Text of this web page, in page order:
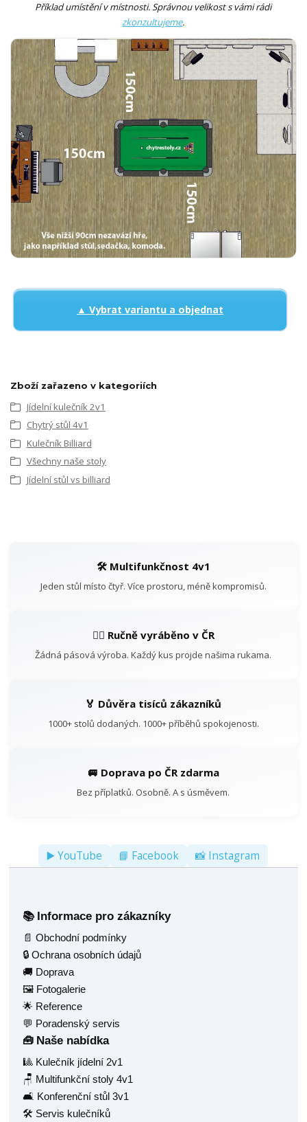
Příklad umístění v místnosti. Správnou velikost s vámi rádi
zkonzultujeme.
▲ Vybrat variantu a objednat
Zboží zařazeno v kategoriích
Jídelní kulečník 2v1
Chytrý stůl 4v1
Kulečník Billiard
Všechny naše stoly
Jídelní stůl vs billiard
🛠️ Multifunkčnost 4v1
Jeden stůl místo čtyř. Více prostoru, méně kompromisů.
👷‍♂️ Ručně vyráběno v ČR
Žádná pásová výroba. Každý kus projde našima rukama.
🏅 Důvěra tisíců zákazníků
1000+ stolů dodaných. 1000+ příběhů spokojenosti.
🚐 Doprava po ČR zdarma
Bez příplatků. Osobně. A s úsměvem.
▶️ YouTube 📘 Facebook 📸 Instagram
📚 Informace pro zákazníky
📄 Obchodní podmínky
🔒 Ochrana osobních údajů
🚚 Doprava
🖼️ Fotogalerie
🌟 Reference
💬 Poradenský servis
🧰 Naše nabídka
🎱 Kulečník jídelní 2v1
🪑 Multifunkční stoly 4v1
🛋️ Konferenční stůl 3v1
🛠️ Servis kulečníků